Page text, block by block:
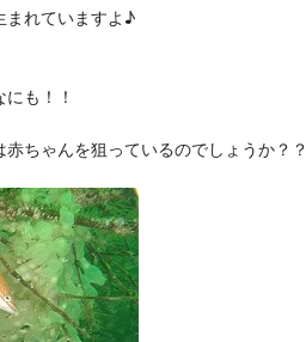
まれていますよ♪
も！！
ちゃんを狙っているのでしょうか？？